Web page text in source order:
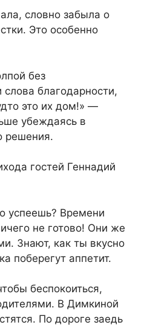
словно забыла о
Это особенно
без
благодарности,
это их дом!» —
убеждаясь в
решения.
гостей Геннадий
успеешь? Времени
не готово! Они же
Знают, как ты вкусно
поберегут аппетит.
беспокоиться,
В Димкиной
По дороге заедь